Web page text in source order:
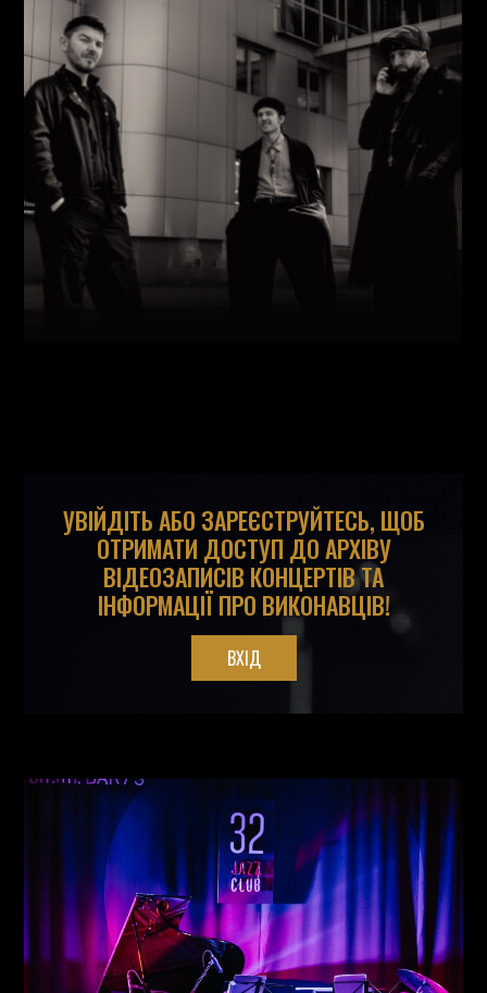
Виконавці: Павло Литвиненко (Рояль,) /Денис
Дудко (Бас, Олександр Люлякін (Барабани,) /
УВІЙДІТЬ АБО ЗАРЕЄСТРУЙТЕСЬ, ЩОБ
ОТРИМАТИ ДОСТУП ДО АРХІВУ
ВІДЕОЗАПИСІВ КОНЦЕРТІВ ТА
ІНФОРМАЦІЇ ПРО ВИКОНАВЦІВ!
ВХІД